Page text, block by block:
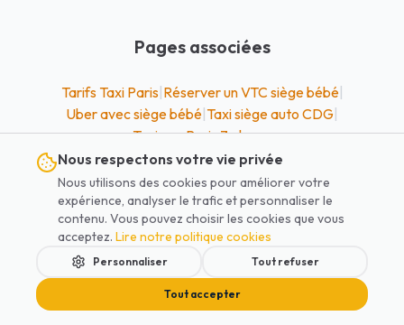
Pages associées
Tarifs Taxi Paris| Réserver un VTC siège bébé|
Uber avec siège bébé Taxi siège auto CDG
Taxi van Paris 7 places
Nous respectons votre vie privée
Nous utilisons des cookies pour améliorer votre
expérience, analyser le trafic et personnaliser le
contenu. Vous pouvez choisir les cookies que vous
acceptez. Lire notre politique cookies
Personnaliser Tout refuser
Tout accepter